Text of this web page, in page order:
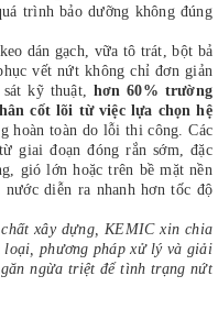
trình bảo dưỡng không đúng
dán gạch, vữa tô trát, bột bả
vết nứt không chỉ đơn giản
kỹ thuật, hơn 60% trường
cốt lõi từ việc lựa chọn hệ
hoàn toàn do lỗi thi công. Các
giai đoạn đóng rắn sớm, đặc
gió lớn hoặc trên bề mặt nền
diễn ra nhanh hơn tốc độ
xây dựng, KEMIC xin chia
loại, phương pháp xử lý và giải
ngừa triệt để tình trạng nứt